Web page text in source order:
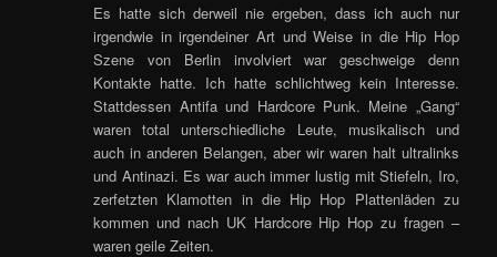
Es hatte sich derweil nie ergeben, dass ich auch nur
irgendwie in irgendeiner Art und Weise in die Hip Hop
Szene von Berlin involviert war geschweige denn
Kontakte hatte. Ich hatte schlichtweg kein Interesse.
Stattdessen Antifa und Hardcore Punk. Meine „Gang“
waren total unterschiedliche Leute, musikalisch und
auch in anderen Belangen, aber wir waren halt ultralinks
und Antinazi. Es war auch immer lustig mit Stiefeln, Iro,
zerfetzten Klamotten in die Hip Hop Plattenläden zu
kommen und nach UK Hardcore Hip Hop zu fragen –
waren geile Zeiten.